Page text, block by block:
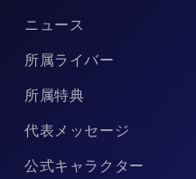
ニュース
所属ライバー
所属特典
代表メッセージ
公式キャラクター